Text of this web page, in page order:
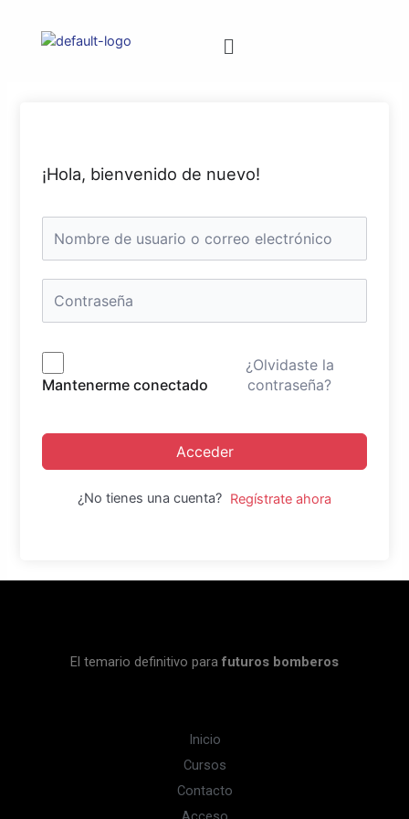
¡Hola, bienvenido de nuevo!
Mantenerme conectado
¿Olvidaste la
contraseña?
Acceder
¿No tienes una cuenta? Regístrate ahora
El temario definitivo para futuros bomberos
Inicio
Cursos
Contacto